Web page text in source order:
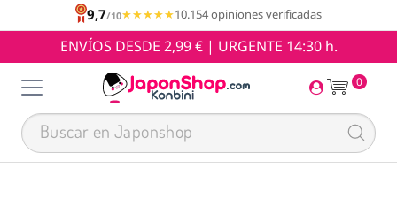
9,7/10★★★★★
★★★★★10.154 opiniones verificadas
ENVÍOS DESDE 2,99 € | URGENTE 14:30 h.
0